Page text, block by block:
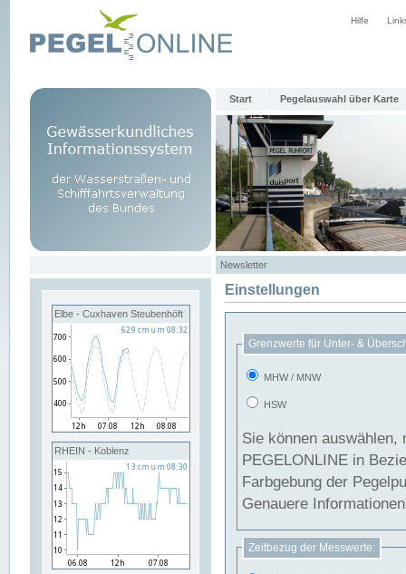
Hilfe
Start Pegelauswahl über Karte
Newsletter
Elbe - Cuxhaven Steubenhöft
RHEIN - Koblenz
Einstellungen
Grenzwerte für Unter- &
MHW / MNW
HSW
Sie können
PEGELONLINE in Beziehung
Farbgebung der
Genauere
Zeitbezug der Messwerte: